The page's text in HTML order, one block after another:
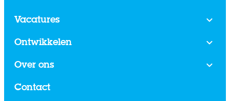
Vacatures
Ontwikkelen
Over ons
Contact